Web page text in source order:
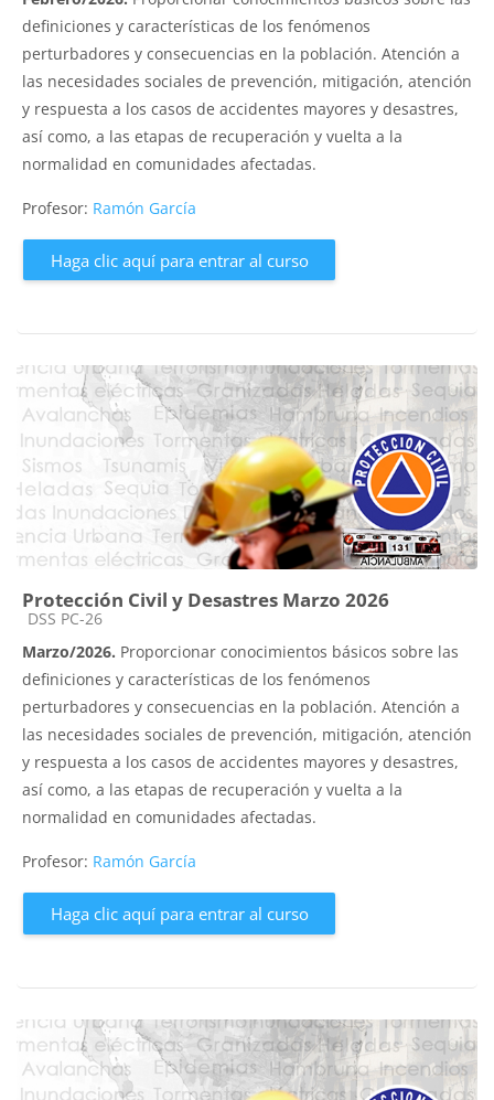
definiciones y características de los fenómenos
perturbadores y consecuencias en la población. Atención a
las necesidades sociales de prevención, mitigación, atención
y respuesta a los casos de accidentes mayores y desastres,
así como, a las etapas de recuperación y vuelta a la
normalidad en comunidades afectadas.
Profesor: Ramón García
Haga clic aquí para entrar al curso
Protección Civil y Desastres Marzo 2026
Categoría de cursos
DSS PC-26
Marzo/2026. Proporcionar conocimientos básicos sobre las
definiciones y características de los fenómenos
perturbadores y consecuencias en la población. Atención a
las necesidades sociales de prevención, mitigación, atención
y respuesta a los casos de accidentes mayores y desastres,
así como, a las etapas de recuperación y vuelta a la
normalidad en comunidades afectadas.
Profesor: Ramón García
Haga clic aquí para entrar al curso